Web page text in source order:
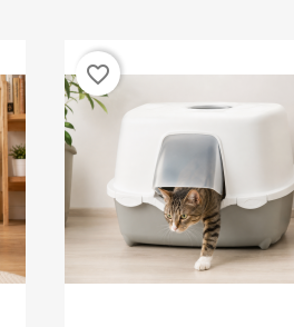
favorite_border